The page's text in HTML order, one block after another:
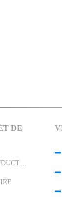
DE
INTRUDUCTION